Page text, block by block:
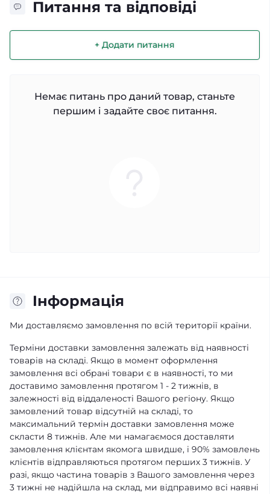
Питання та відповіді
+ Додати питання
Немає питань про даний товар, станьте
першим і задайте своє питання.
Iнформація
Ми доставляємо замовлення по всій території країни.
Терміни доставки замовлення залежать від наявності
товарів на складі. Якщо в момент оформлення
замовлення всі обрані товари є в наявності, то ми
доставимо замовлення протягом 1 - 2 тижнів, в
залежності від віддаленості Вашого регіону. Якщо
замовлений товар відсутній на складі, то
максимальний термін доставки замовлення може
скласти 8 тижнів. Але ми намагаємося доставляти
замовлення клієнтам якомога швидше, і 90% замовлень
клієнтів відправляються протягом перших 3 тижнів. У
разі, якщо частина товарів з Вашого замовлення через
3 тижні не надійшла на склад, ми відправимо всі наявні